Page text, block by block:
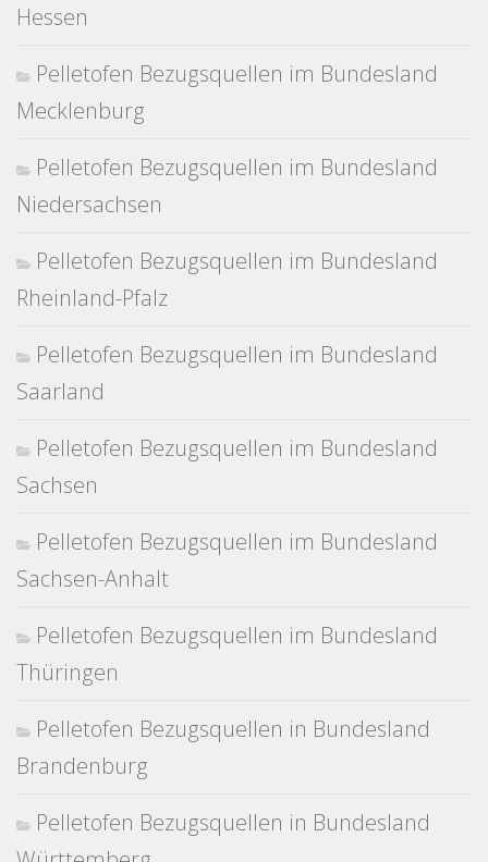
Hessen
Pelletofen Bezugsquellen im Bundesland
Mecklenburg
Pelletofen Bezugsquellen im Bundesland
Niedersachsen
Pelletofen Bezugsquellen im Bundesland
Rheinland-Pfalz
Pelletofen Bezugsquellen im Bundesland
Saarland
Pelletofen Bezugsquellen im Bundesland
Sachsen
Pelletofen Bezugsquellen im Bundesland
Sachsen-Anhalt
Pelletofen Bezugsquellen im Bundesland
Thüringen
Pelletofen Bezugsquellen in Bundesland
Brandenburg
Pelletofen Bezugsquellen in Bundesland